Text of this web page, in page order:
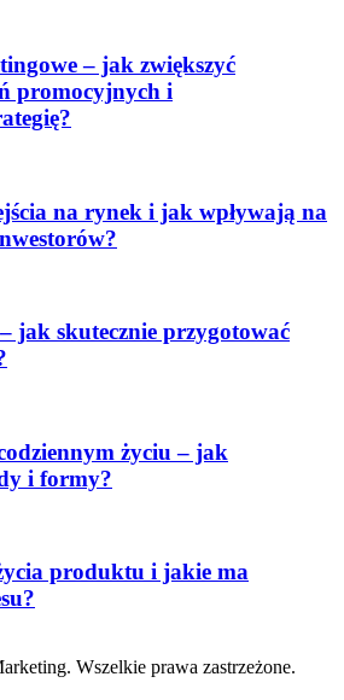
– jak zwiększyć
promocyjnych i
na rynek i jak wpływają na
jak skutecznie przygotować
życiu – jak
i formy?
produktu i jakie ma
Wszelkie prawa zastrzeżone.